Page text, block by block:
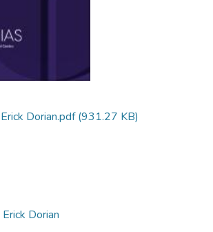
Dorian.pdf(931.27 KB)
Dorian